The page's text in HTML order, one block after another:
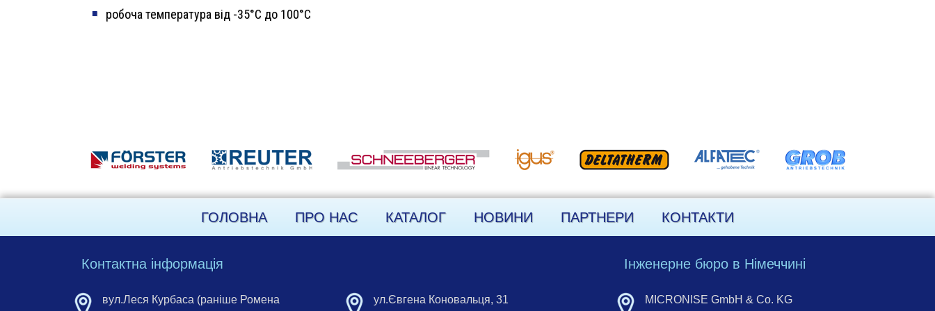
робоча температура від -35°C до 100°C
ГОЛОВНА ПРО НАС КАТАЛОГ НОВИНИ ПАРТНЕРИ КОНТАКТИ
Контактна інформація
вул.Леся Курбаса (раніше Ромена
ул.Євгена Коновальця, 31
Інженерне бюро в Німеччині
MICRONISE GmbH & Co. KG